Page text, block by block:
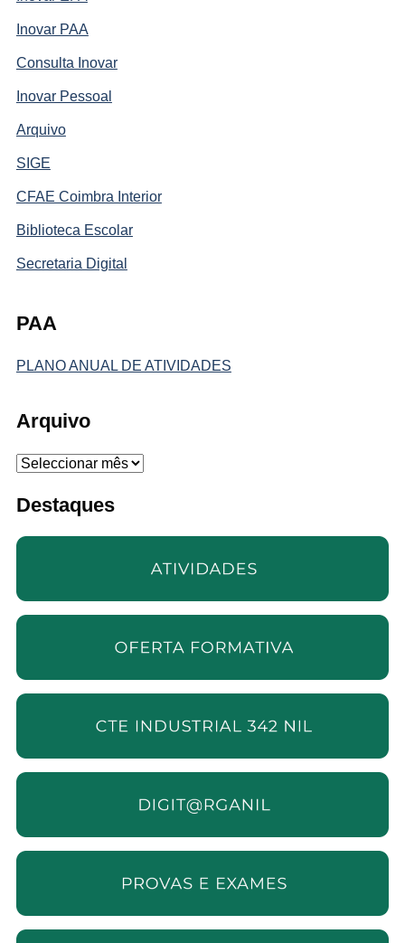
Inovar PAA
Consulta Inovar
Inovar Pessoal
Arquivo
SIGE
CFAE Coimbra Interior
Biblioteca Escolar
Secretaria Digital
PAA
PLANO ANUAL DE ATIVIDADES
Arquivo
Arquivo
Destaques